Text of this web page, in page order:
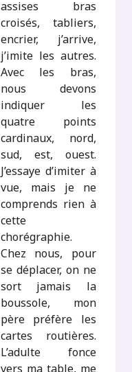
assises bras
croisés, tabliers,
encrier, j’arrive,
j’imite les autres.
Avec les bras,
nous devons
indiquer les
quatre points
cardinaux, nord,
sud, est, ouest.
J’essaye d’imiter à
vue, mais je ne
comprends rien à
cette
chorégraphie.
Chez nous, pour
se déplacer, on ne
sort jamais la
boussole, mon
père préfère les
cartes routières.
L’adulte fonce
vers ma table, me